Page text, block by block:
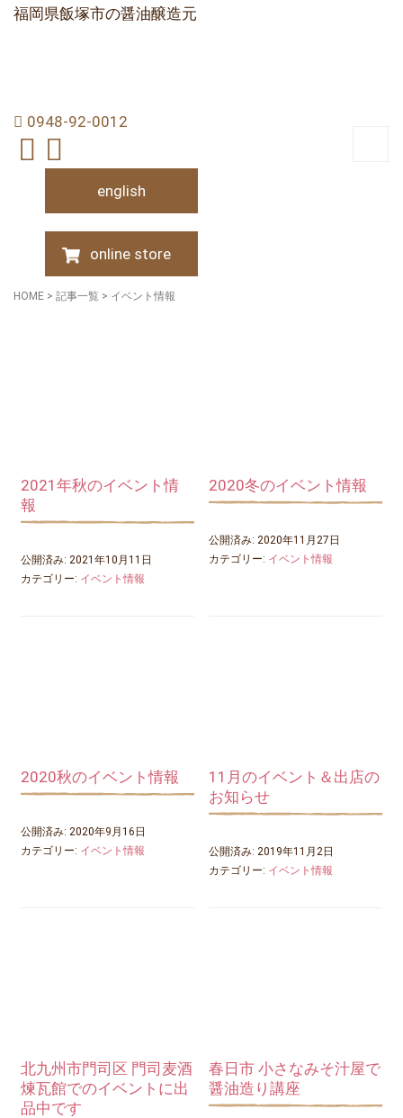
福岡県飯塚市の醤油醸造元
0948-92-0012
english
online store
HOME > 記事一覧 > イベント情報
2021年秋のイベント情
報
公開済み: 2021年10月11日
カテゴリー: イベント情報
2020冬のイベント情報
公開済み: 2020年11月27日
カテゴリー: イベント情報
2020秋のイベント情報
公開済み: 2020年9月16日
カテゴリー: イベント情報
11月のイベント＆出店の
お知らせ
公開済み: 2019年11月2日
カテゴリー: イベント情報
北九州市門司区 門司麦酒
煉瓦館でのイベントに出
品中です
春日市 小さなみそ汁屋で
醤油造り講座